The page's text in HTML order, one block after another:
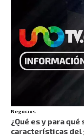
Negocios
¿Qué es y para
características del